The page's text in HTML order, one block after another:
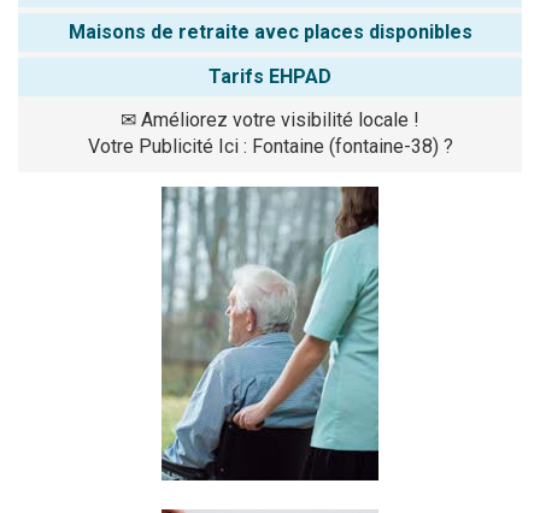
Maisons de retraite avec places disponibles
Tarifs EHPAD
✉ Améliorez votre visibilité locale !
Votre Publicité Ici : Fontaine (fontaine-38) ?